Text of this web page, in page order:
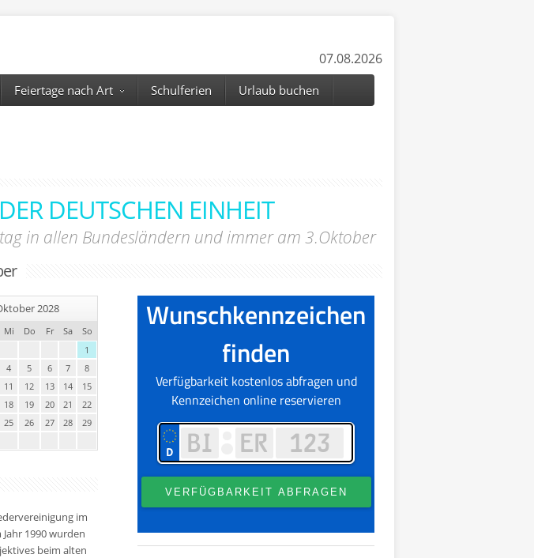
07.08.2026
Feiertage nach Art Schulferien Urlaub buchen
DEUTSCHEN EINHEIT
in allen Bundesländern und immer am 3.Oktober
2028
Mi Do Fr Sa
So
1
4 5 6 7
8
11 12 13 14
15
18 19 20 21
22
25 26 27 28
29
im
1990 wurden
beim alten